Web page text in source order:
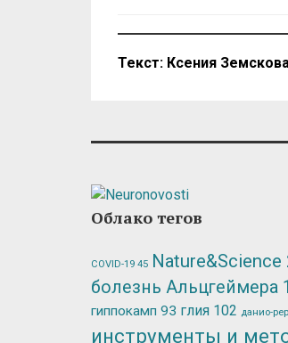
Текст: Ксения
Облако тегов
COVID-19 45 Nature&Science
болезнь Альцгеймера
гиппокамп 93 глия 102 данио-
инструменты и